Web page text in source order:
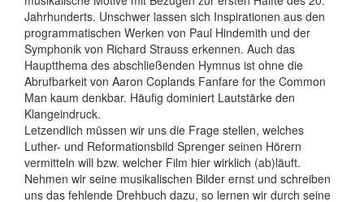
Jahrhunderts. Unschwer lassen sich Inspirationen aus den
programmatischen Werken von Paul Hindemith und der
Symphonik von Richard Strauss erkennen. Auch das
Hauptthema des abschließenden Hymnus ist ohne die
Abrufbarkeit von Aaron Coplands Fanfare for the Common
Man kaum denkbar. Häufig dominiert Lautstärke den
Klangeindruck.
Letzendlich müssen wir uns die Frage stellen, welches
Luther- und Reformationsbild Sprenger seinen Hörern
vermitteln will bzw. welcher Film hier wirklich (ab)läuft.
Nehmen wir seine musikalischen Bilder ernst und schreiben
uns das fehlende Drehbuch dazu, so lernen wir durch seine